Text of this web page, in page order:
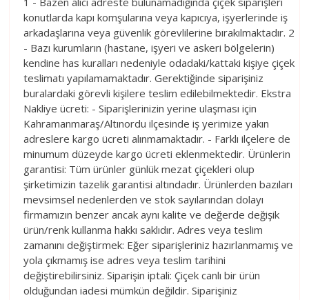
konutlarda kapı komşularına veya kapıcıya, işyerlerinde iş
arkadaşlarına veya güvenlik görevlilerine bırakılmaktadır. 2
- Bazı kurumların (hastane, işyeri ve askeri bölgelerin)
kendine has kuralları nedeniyle odadaki/kattaki kişiye çiçek
teslimatı yapılamamaktadır. Gerektiğinde siparişiniz
buralardaki görevli kişilere teslim edilebilmektedir. Ekstra
Nakliye ücreti: - Siparişlerinizin yerine ulaşması için
Kahramanmaraş/Altınordu ilçesinde iş yerimize yakın
adreslere kargo ücreti alınmamaktadır. - Farklı ilçelere de
minumum düzeyde kargo ücreti eklenmektedir. Ürünlerin
garantisi: Tüm ürünler günlük mezat çiçekleri olup
şirketimizin tazelik garantisi altındadır. Ürünlerden bazıları
mevsimsel nedenlerden ve stok sayılarından dolayı
firmamızın benzer ancak aynı kalite ve değerde değişik
ürün/renk kullanma hakkı saklıdır. Adres veya teslim
zamanını değiştirmek: Eğer siparişleriniz hazırlanmamış ve
yola çıkmamış ise adres veya teslim tarihini
değiştirebilirsiniz. Siparişin iptali: Çiçek canlı bir ürün
olduğundan iadesi mümkün değildir. Siparişiniz